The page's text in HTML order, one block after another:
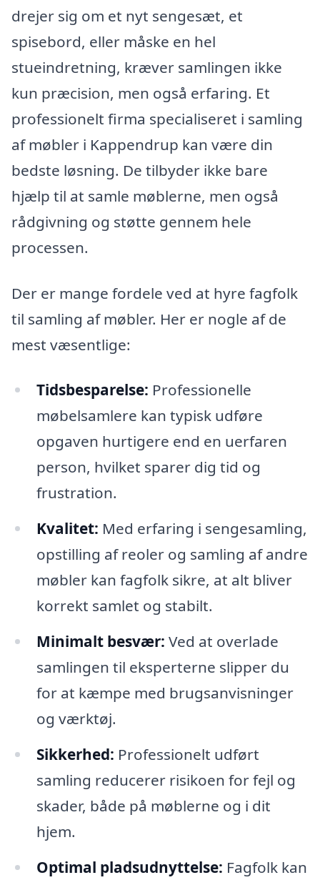
drejer sig om et nyt sengesæt, et
spisebord, eller måske en hel
stueindretning, kræver samlingen ikke
kun præcision, men også erfaring. Et
professionelt firma specialiseret i samling
af møbler i Kappendrup kan være din
bedste løsning. De tilbyder ikke bare
hjælp til at samle møblerne, men også
rådgivning og støtte gennem hele
processen.
Der er mange fordele ved at hyre fagfolk
til samling af møbler. Her er nogle af de
mest væsentlige:
Tidsbesparelse: Professionelle
møbelsamlere kan typisk udføre
opgaven hurtigere end en uerfaren
person, hvilket sparer dig tid og
frustration.
Kvalitet: Med erfaring i sengesamling,
opstilling af reoler og samling af andre
møbler kan fagfolk sikre, at alt bliver
korrekt samlet og stabilt.
Minimalt besvær: Ved at overlade
samlingen til eksperterne slipper du
for at kæmpe med brugsanvisninger
og værktøj.
Sikkerhed: Professionelt udført
samling reducerer risikoen for fejl og
skader, både på møblerne og i dit
hjem.
Optimal pladsudnyttelse: Fagfolk kan